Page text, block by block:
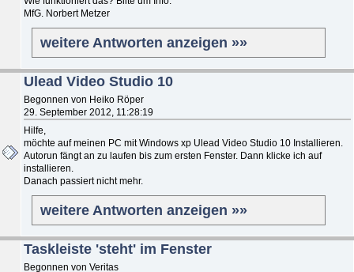
MfG. Norbert Metzer
weitere Antworten anzeigen »»
Ulead Video Studio 10
Begonnen von Heiko Röper
29. September 2012, 11:28:19
Hilfe,
möchte auf meinen PC mit Windows xp Ulead Video Studio 10 Installieren.
Autorun fängt an zu laufen bis zum ersten Fenster. Dann klicke ich auf
installieren.
Danach passiert nicht mehr.
weitere Antworten anzeigen »»
Taskleiste 'steht' im Fenster
Begonnen von Veritas